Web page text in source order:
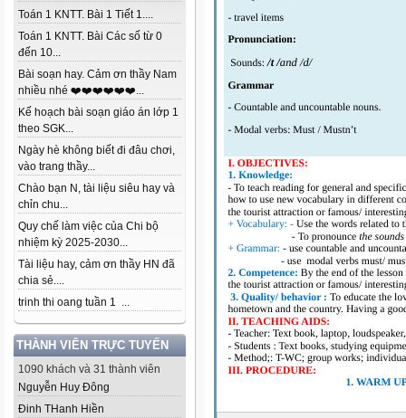
Toán 1 KNTT. Bài 1 Tiết 1....
Toán 1 KNTT. Bài Các số từ 0
đến 10...
Bài soạn hay. Cảm ơn thầy Nam
nhiều nhé ❤️❤️❤️❤️❤️❤️...
Kế hoạch bài soạn giáo án lớp 1
theo SGK...
Ngày hè không biết đi đâu chơi,
vào trang thầy...
Chào bạn N, tài liệu siêu hay và
chỉn chu...
Quy chế làm việc của Chi bộ
nhiệm kỳ 2025-2030...
Tài liệu hay, cảm ơn thầy HN đã
chia sẻ....
trinh thi oang tuần 1 ...
THÀNH VIÊN TRỰC TUYẾN
1090 khách và 31 thành viên
Nguyễn Huy Đông
Đinh THanh Hiền